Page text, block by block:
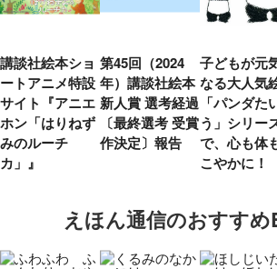
講談社絵本ショ
ートアニメ特設
サイト『アニエ
ホン「はりねず
みのルーチ
カ」』
第45回（2024
年）講談社絵本
新人賞 選考経過
〔最終選考 受賞
作決定〕報告
子どもが元
なる大人気
「パンダた
う」シリー
で、心も体
こやかに！
えほん通信のおすすめ